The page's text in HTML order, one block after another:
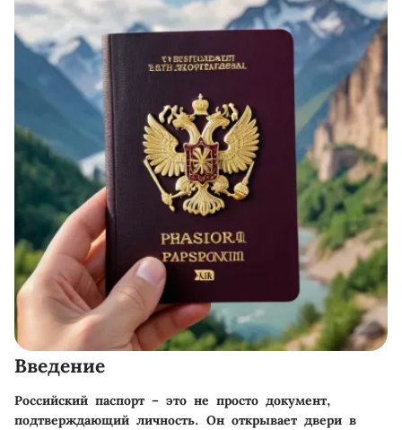
Введение
Российский паспорт – это не просто документ,
подтверждающий личность. Он открывает двери в